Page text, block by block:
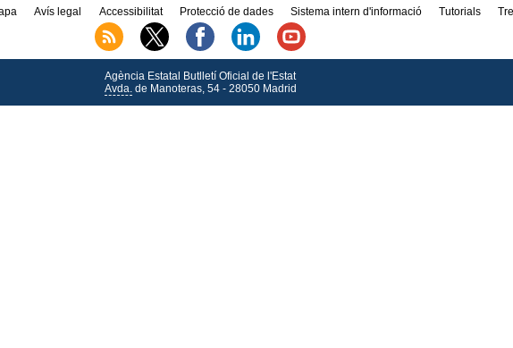
Avís legal Accessibilitat Protecció de dades Sistema intern d'informació Tutorials
Agència Estatal Butlletí Oficial de l'Estat
Avda.de Manoteras, 54 - 28050 Madrid